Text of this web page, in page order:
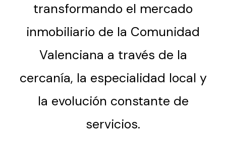
transformando el mercado
inmobiliario de la Comunidad
Valenciana a través de la
cercanía, la especialidad local y
la evolución constante de
servicios.